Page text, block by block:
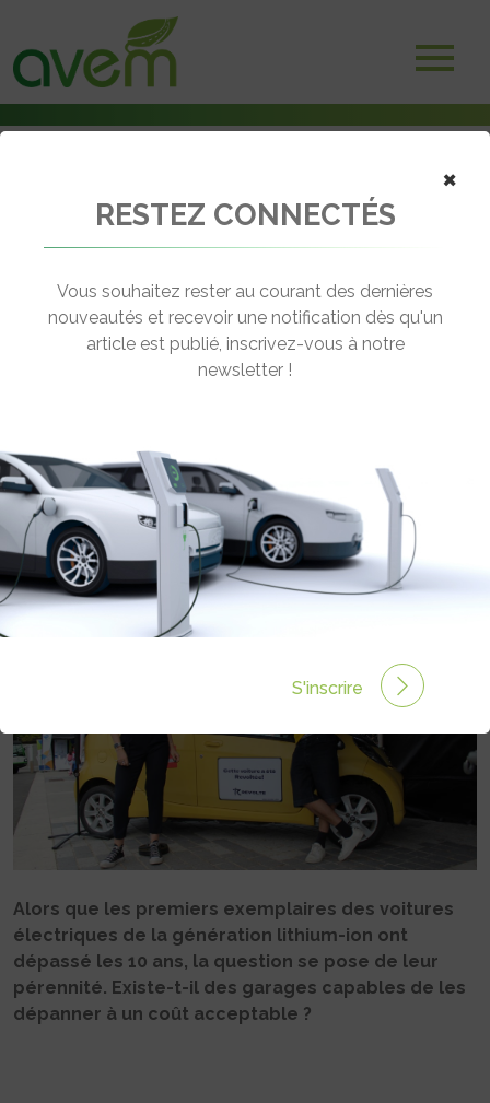
e-Garages Revolte : « Votre voiture électrique va durer 100 ans »
← Revenir aux actualités
VOITURE ÉLECTRIQUE VA DURER
100 ANS »
Rédigé par Philippe Schwoerer le 09 Sep 2022 à 12:06
3 commentaires
Alors que les premiers exemplaires des voitures
électriques de la génération lithium-ion ont
dépassé les 10 ans, la question se pose de leur
pérennité. Existe-t-il des garages capables de les
dépanner à un coût acceptable ?
×
RESTEZ CONNECTÉS
Vous souhaitez rester au courant des dernières
nouveautés et recevoir une notification dès qu'un
article est publié, inscrivez-vous à notre
newsletter !
S'inscrire